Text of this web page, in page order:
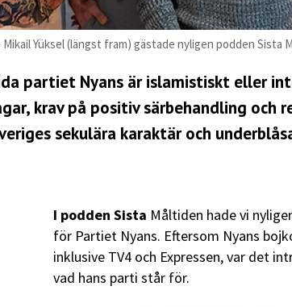
Yüksel (längst fram) gästade nyligen podden Sista
partiet Nyans är islamistiskt eller
krav på positiv särbehandling och
sekulära karaktär och
I podden Sista Måltiden hade vi
för Partiet Nyans. Eftersom Nyans
inklusive TV4 och Expressen, var det
vad hans parti står för.